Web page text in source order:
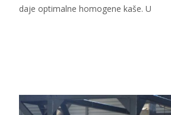
daje optimalne homogene kaše. U